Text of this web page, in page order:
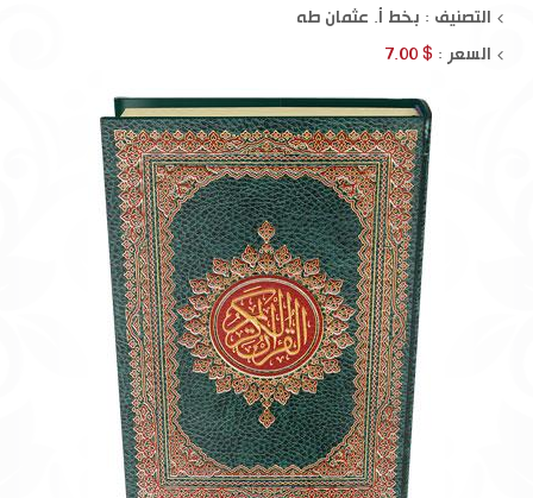
التصنيف : بخط أ. عثمان طه
السعر : $ 7.00